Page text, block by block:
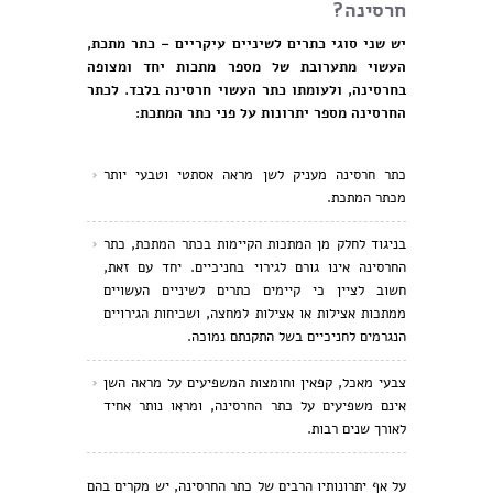
חרסינה?
יש שני סוגי כתרים לשיניים עיקריים – כתר מתכת,
העשוי מתערובת של מספר מתכות יחד ומצופה
בחרסינה, ולעומתו כתר העשוי חרסינה בלבד. לכתר
החרסינה מספר יתרונות על פני כתר המתכת:
כתר חרסינה מעניק לשן מראה אסתטי וטבעי יותר
מכתר המתכת.
בניגוד לחלק מן המתכות הקיימות בכתר המתכת, כתר
החרסינה אינו גורם לגירוי בחניכיים. יחד עם זאת,
חשוב לציין כי קיימים כתרים לשיניים העשויים
ממתכות אצילות או אצילות למחצה, ושכיחות הגירויים
הנגרמים לחניכיים בשל התקנתם נמוכה.
צבעי מאכל, קפאין וחומצות המשפיעים על מראה השן
אינם משפיעים על כתר החרסינה, ומראו נותר אחיד
לאורך שנים רבות.
על אף יתרונותיו הרבים של כתר החרסינה, יש מקרים בהם